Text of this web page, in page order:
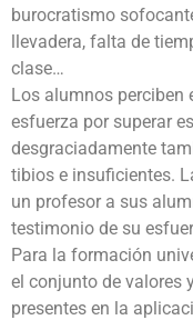
burocratismo
llevadera, falta de
clase…
Los alumnos perciben
esfuerza por superar
desgraciadamente
tibios e insuficientes.
un profesor a sus
testimonio de su
Para la formación
el conjunto de valores
presentes en la